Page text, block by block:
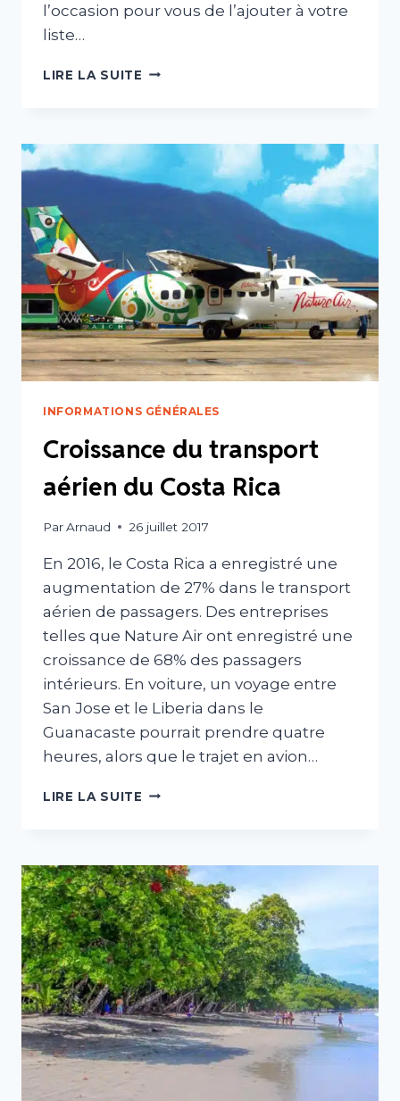
l’occasion pour vous de l’ajouter à votre
liste…
LIRE LA SUITE CINQ
LE
GUANACASTE
INFORMATIONS GÉNÉRALES
Croissance du transport
aérien du Costa Rica
ParArnaud 26 juillet 2017
En 2016, le Costa Rica a enregistré une
augmentation de 27% dans le transport
aérien de passagers. Des entreprises
telles que Nature Air ont enregistré une
croissance de 68% des passagers
intérieurs. En voiture, un voyage entre
San Jose et le Liberia dans le
Guanacaste pourrait prendre quatre
heures, alors que le trajet en avion…
LIRE LA SUITE CROISSANCE
DU
COSTA
RICA